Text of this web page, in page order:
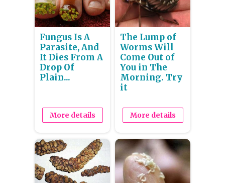
Fungus Is A
Parasite, And
It Dies From A
Drop Of
Plain...
More details
The Lump of
Worms Will
Come Out of
You in The
Morning. Try
it
More details